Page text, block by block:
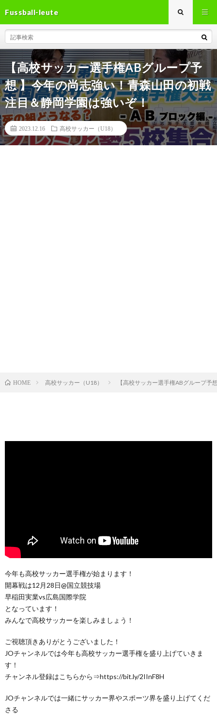
Fussball-leute
【高校サッカー選手権ABグループ予
想 】今年の尚志強い！青森山田の初戦
注目＆静岡学園は強いぞ！
2023.12.16 高校サッカー（U18）
HOME 高校サッカー（U18） 【高校サッカー選手権ABグループ
今年も高校サッカー選手権が始まります！
開幕戦は12月28日@国立競技場
早稲田実業vs広島国際学院
となっています！
みんなで高校サッカーを楽しみましょう！
ご視聴頂きありがとうございました！
JOチャンネルでは今年も高校サッカー選手権を盛り上げていきま
す！
チャンネル登録はこちらから⇒https://bit.ly/2IInF8H
JOチャンネルでは一緒にサッカー界やスポーツ界を盛り上げてくだ
さる